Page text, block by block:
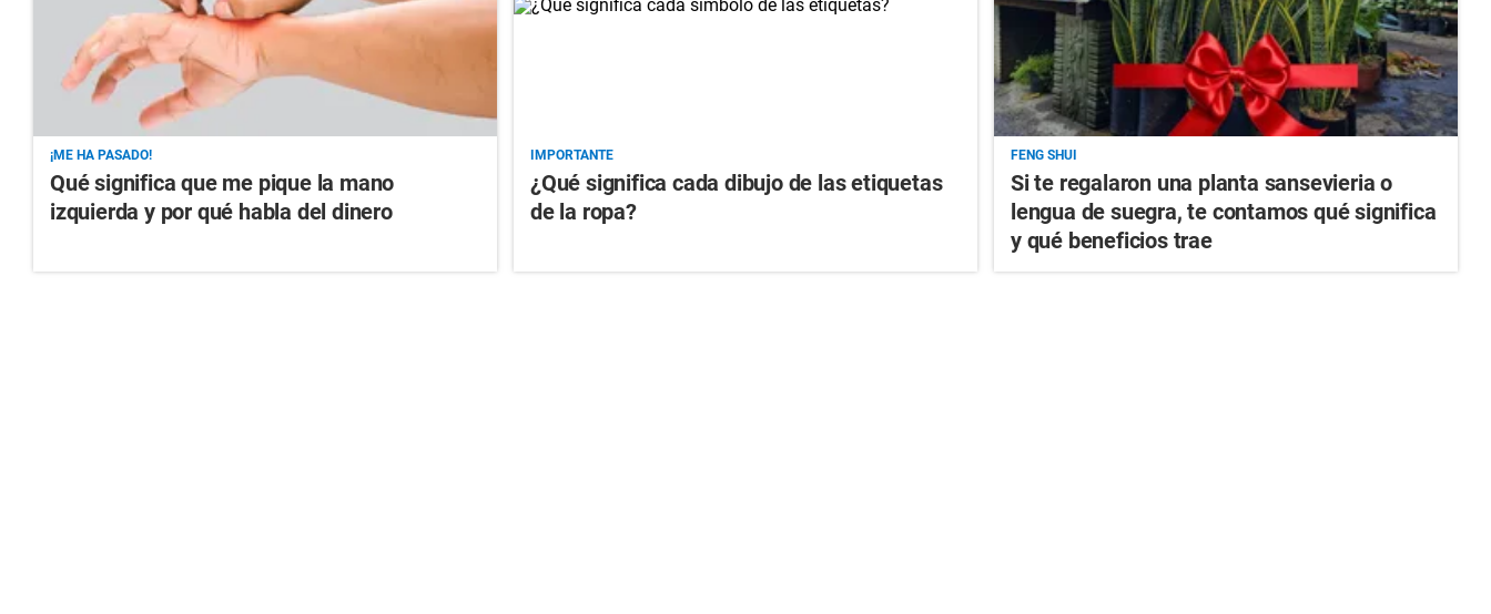
¡ME HA PASADO!
Qué significa que me pique la mano
izquierda y por qué habla del dinero
IMPORTANTE
¿Qué significa cada dibujo de las etiquetas
de la ropa?
FENG SHUI
Si te regalaron una planta sansevieria o
lengua de suegra, te contamos qué significa
y qué beneficios trae